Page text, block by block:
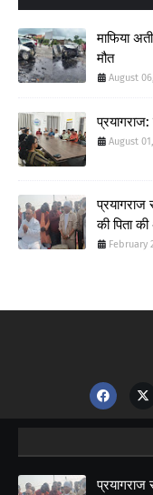
माफिया
मौत
August
August
प्रयागराज
की पिता
February
प्रयागराज